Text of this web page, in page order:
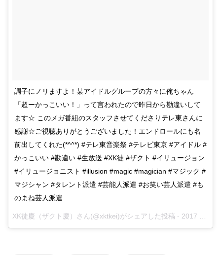
調子にノリますよ！某アイドルグループの方々に俺ちゃん
「超ーかっこいい！」って言われたので昨日から勘違いして
ます☆ このメガ番組のスタッフさせてくださりテレ東さんに
感謝☆ご視聴ありがとうございました！エンドロールにも名
前出してくれた(*^^*) #テレ東音楽祭 #テレビ東京 #アイドル #
かっこいい #勘違い #生放送 #XK徒 #ザクト #イリュージョン
#イリュージョニスト #illusion #magic #magician #マジック #
マジシャン #タレント派遣 #芸能人派遣 #お笑い芸人派遣 #も
のまね芸人派遣
XK徒慶（ザクト慶）さん(@xktkei)がシェアした投稿 - 2017 Jun 28 6:55am PDT